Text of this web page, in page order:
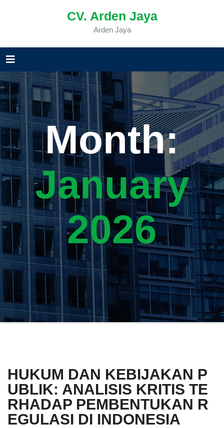
CV. Arden Jaya
Arden Jaya
Month:
January
2026
HUKUM DAN KEBIJAKAN P
UBLIK: ANALISIS KRITIS TE
RHADAP PEMBENTUKAN R
EGULASI DI INDONESIA